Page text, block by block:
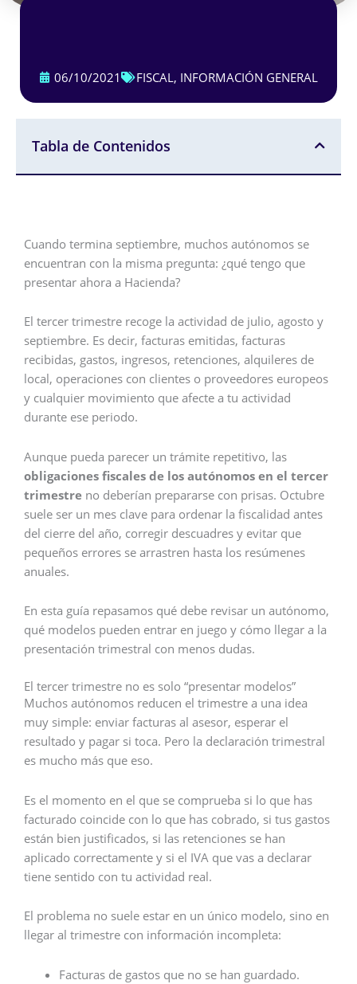
06/10/2021 FISCAL, INFORMACIÓN GENERAL
Tabla de Contenidos
Cuando termina septiembre, muchos autónomos se
encuentran con la misma pregunta: ¿qué tengo que
presentar ahora a Hacienda?
El tercer trimestre recoge la actividad de julio, agosto y
septiembre. Es decir, facturas emitidas, facturas
recibidas, gastos, ingresos, retenciones, alquileres de
local, operaciones con clientes o proveedores europeos
y cualquier movimiento que afecte a tu actividad
durante ese periodo.
Aunque pueda parecer un trámite repetitivo, las
obligaciones fiscales de los autónomos en el tercer
trimestre no deberían prepararse con prisas. Octubre
suele ser un mes clave para ordenar la fiscalidad antes
del cierre del año, corregir descuadres y evitar que
pequeños errores se arrastren hasta los resúmenes
anuales.
En esta guía repasamos qué debe revisar un autónomo,
qué modelos pueden entrar en juego y cómo llegar a la
presentación trimestral con menos dudas.
El tercer trimestre no es solo “presentar modelos”
Muchos autónomos reducen el trimestre a una idea
muy simple: enviar facturas al asesor, esperar el
resultado y pagar si toca. Pero la declaración trimestral
es mucho más que eso.
Es el momento en el que se comprueba si lo que has
facturado coincide con lo que has cobrado, si tus gastos
están bien justificados, si las retenciones se han
aplicado correctamente y si el IVA que vas a declarar
tiene sentido con tu actividad real.
El problema no suele estar en un único modelo, sino en
llegar al trimestre con información incompleta:
Facturas de gastos que no se han guardado.